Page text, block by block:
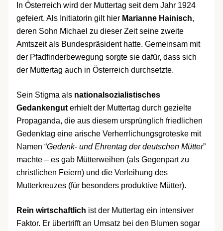
In Österreich wird der Muttertag seit dem Jahr 1924
gefeiert. Als Initiatorin gilt hier Marianne Hainisch,
deren Sohn Michael zu dieser Zeit seine zweite
Amtszeit als Bundespräsident hatte. Gemeinsam mit
der Pfadfinderbewegung sorgte sie dafür, dass sich
der Muttertag auch in Österreich durchsetzte.
Sein Stigma als nationalsozialistisches
Gedankenguterhielt der Muttertag durch gezielte
Propaganda, die aus diesem ursprünglich friedlichen
Gedenktag eine arische Verherrlichungsgroteske mit
Namen “Gedenk- und Ehrentag der deutschen Mütter”
machte – es gab Mütterweihen (als Gegenpart zu
christlichen Feiern) und die Verleihung des
Mutterkreuzes (für besonders produktive Mütter).
Rein wirtschaftlich ist der Muttertag ein intensiver
Faktor. Er übertrifft an Umsatz bei den Blumen sogar